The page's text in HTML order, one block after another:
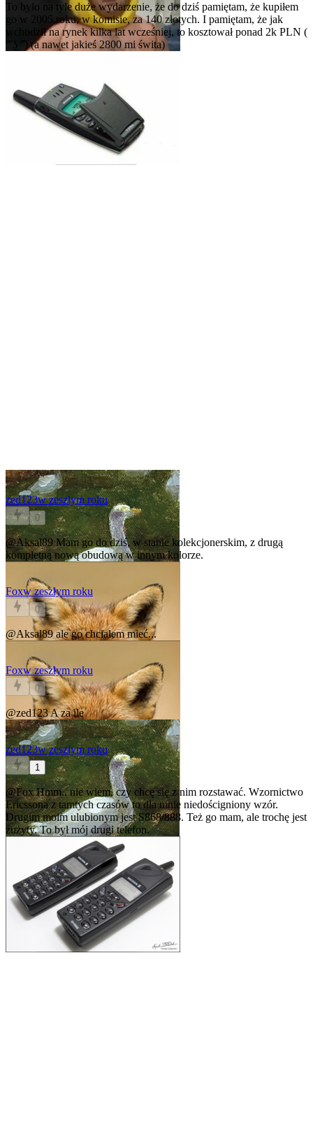
To było na tyle duże wydarzenie, że do dziś pamiętam, że kupiłem
go w 2005 roku, w komisie, za 140 złotych. I pamiętam, że jak
wchodził na rynek kilka lat wcześniej, to kosztował ponad 2k PLN (
͡° ͜ʖ ͡°) (a nawet jakieś 2800 mi świta)
zed123w zeszłym roku
0
@Aksal89Mam go do dziś, w stanie kolekcjonerskim, z drugą
kompletną nową obudową w innym kolorze.
Foxw zeszłym roku
0
@Aksal89ale go chciałem mieć...
Foxw zeszłym roku
0
@zed123A za ile
zed123w zeszłym roku
1
@FoxHmm.. nie wiem, czy chcę się z nim rozstawać. Wzornictwo
Ericssona z tamtych czasów to dla mnie niedościgniony wzór.
Drugim moim ulubionym jest S868/888. Też go mam, ale trochę jest
zużyty. To był mój drugi telefon.